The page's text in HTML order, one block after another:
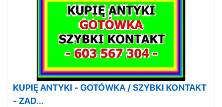
KUPIĘ ANTYKI - GOTÓWKA / SZYBKI KONTAKT
- ZAD...